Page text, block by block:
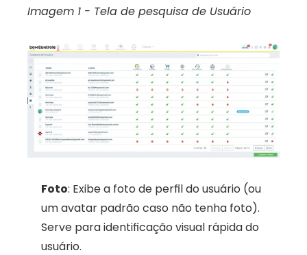
Imagem 1 - Tela de pesquisa de Usuário
Foto: Exibe a foto de perfil do usuário (ou
um avatar padrão caso não tenha foto).
Serve para identificação visual rápida do
usuário.